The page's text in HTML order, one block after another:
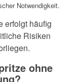
Notwendigkeit.
erfolgt häufig
Risiken
ohne